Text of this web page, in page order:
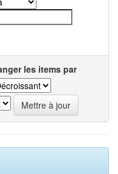
les items par